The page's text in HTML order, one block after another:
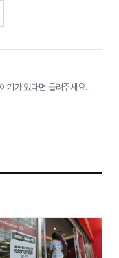
기가 있다면 들려주세요.